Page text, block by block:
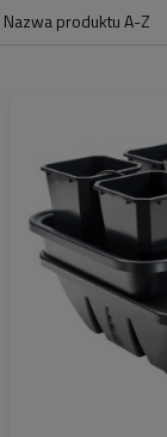
Nazwa produktu A-Z